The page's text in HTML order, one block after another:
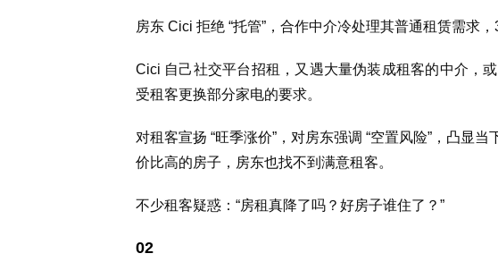
房东 Cici 拒绝 “托管”，合作中介冷处理其普通租赁需求
Cici 自己社交平台招租，又遇大量伪装成租客的中介，
受租客更换部分家电的要求。
对租客宣扬 “旺季涨价”，对房东强调 “空置风险”，凸显
价比高的房子，房东也找不到满意租客。
不少租客疑惑：“房租真降了吗？好房子谁住了？”
02